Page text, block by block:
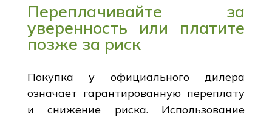
Переплачивайте за
уверенность или платите
позже за риск
Покупка у официального дилера
означает гарантированную переплату
и снижение риска. Использование